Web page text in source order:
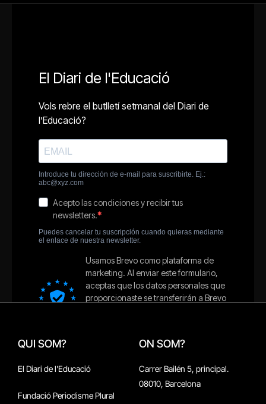
QUI SOM?
El Diari de l'Educació
Fundació Periodisme Plural
ON SOM?
Carrer Bailén 5, principal.
08010, Barcelona